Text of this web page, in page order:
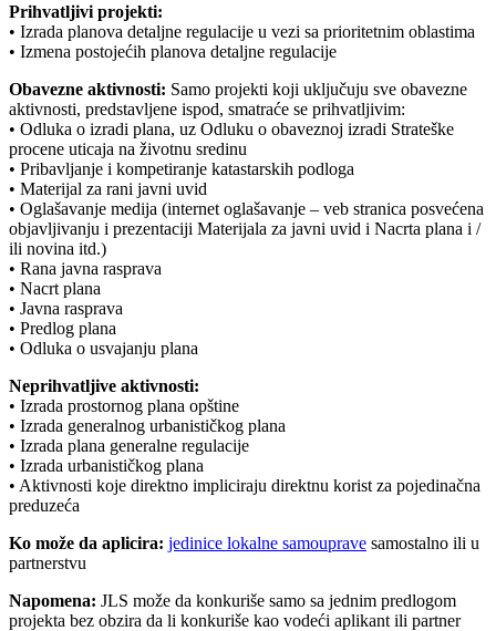
Prihvatljivi projekti:
• Izrada planova detaljne regulacije u vezi sa prioritetnim oblastima
• Izmena postojećih planova detaljne regulacije
Obavezne aktivnosti: Samo projekti koji uključuju sve obavezne
aktivnosti, predstavljene ispod, smatraće se prihvatljivim:
• Odluka o izradi plana, uz Odluku o obaveznoj izradi Strateške
procene uticaja na životnu sredinu
• Pribavljanje i kompetiranje katastarskih podloga
• Materijal za rani javni uvid
• Oglašavanje medija (internet oglašavanje – veb stranica posvećena
objavljivanju i prezentaciji Materijala za javni uvid i Nacrta plana i /
ili novina itd.)
• Rana javna rasprava
• Nacrt plana
• Javna rasprava
• Predlog plana
• Odluka o usvajanju plana
Neprihvatljive aktivnosti:
• Izrada prostornog plana opštine
• Izrada generalnog urbanističkog plana
• Izrada plana generalne regulacije
• Izrada urbanističkog plana
• Aktivnosti koje direktno impliciraju direktnu korist za pojedinačna
preduzeća
Ko može da aplicira: jedinice lokalne samouprave samostalno ili u
partnerstvu
Napomena: JLS može da konkuriše samo sa jednim predlogom
projekta bez obzira da li konkuriše kao vodeći aplikant ili partner